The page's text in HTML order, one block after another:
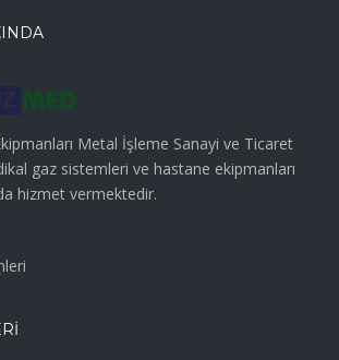
Metal İşleme Sanayi ve Ticaret
gaz sistemleri ve hastane ekipmanları
hizmet vermektedir.